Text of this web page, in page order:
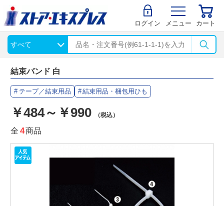
ログイン メニュー カート
結束バンド 白
テープ／結束用品 結束用品・梱包用ひも
￥484～￥990 （税込）
全 4商品